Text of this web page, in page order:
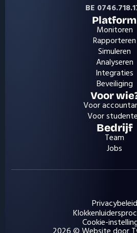
BE
Platform
Monitoren
Rapporteren
Simuleren
Analyseren
Integraties
Beveiliging
Voor
Voor
Voor
Bedrijf
Team
Jobs
Privacybeleid
Cookie-
2026 © Website door